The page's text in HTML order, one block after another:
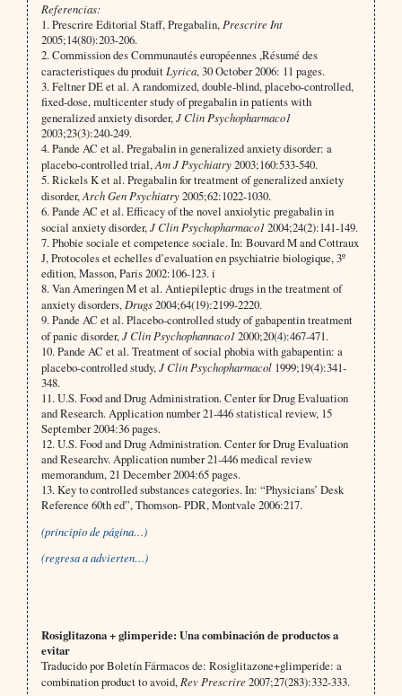
Referencias:
1. Prescrire Editorial Staff, Pregabalin, Prescrire Int
2005;14(80):203-206.
2. Commission des Communautés européennes ,Résumé des
caracteristiques du produit Lyrica, 30 October 2006: 11 pages.
3. Feltner DE et al. A randomized, double-blind, placebo-controlled,
fixed-dose, multicenter study of pregabalin in patients with
generalized anxiety disorder,J Clin Psychopharmaco1
2003;23(3):240-249.
4. Pande AC et al. Pregabalin in generalized anxiety disorder: a
placebo-controlled trial,Am J Psychiatry2003;160:533-540.
5. Rickels K et al. Pregabalin for treatment of generalized anxiety
disorder,Arch Gen Psychiatry2005;62:1022-1030.
6. Pande AC et al. Efficacy of the novel anxiolytic pregabalin in
social anxiety disorder,J Clin Psychopharmaco12004;24(2):141-149.
7. Phobie sociale et competence sociale. In: Bouvard M and Cottraux
J, Protocoles et echelles d’evaluation en psychiatrie biologique, 3º
edition, Masson, Paris 2002:106-123. i
8. Van Ameringen M et al. Antiepileptic drugs in the treatment of
anxiety disorders, Drugs2004;64(19):2199-2220.
9. Pande AC et al. Placebo-controlled study of gabapentin treatment
of panic disorder,J Clin Psychophannaco12000;20(4):467-471.
10. Pande AC et al. Treatment of social phobia with gabapentin: a
placebo-controlled study,J Clin Psychopharmacol1999;19(4):341-
348.
11. U.S. Food and Drug Administration. Center for Drug Evaluation
and Research. Application number 21-446 statistical review, 15
September 2004:36 pages.
12. U.S. Food and Drug Administration. Center for Drug Evaluation
and Researchv. Application number 21-446 medical review
memorandum, 21 December 2004:65 pages.
13. Key to controlled substances categories. In: “Physicians’ Desk
Reference 60th ed”, Thomson- PDR, Montvale 2006:217.
(principio de página…)
(regresa a advierten…)
Rosiglitazona + glimperide: Una combinación de productos a
evitar
Traducido por Boletín Fármacos de: Rosiglitazone+glimperide: a
combination product to avoid, Rev Prescrire2007;27(283):332-333.